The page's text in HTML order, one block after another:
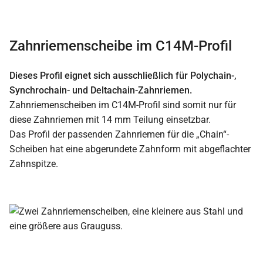
Zahnriemenscheibe im C14M-Profil
Dieses Profil eignet sich ausschließlich für Polychain-,
Synchrochain- und Deltachain-Zahnriemen.
Zahnriemenscheiben im C14M-Profil sind somit nur für
diese Zahnriemen mit 14 mm Teilung einsetzbar.
Das Profil der passenden Zahnriemen für die „Chain“-
Scheiben hat eine abgerundete Zahnform mit abgeflachter
Zahnspitze.